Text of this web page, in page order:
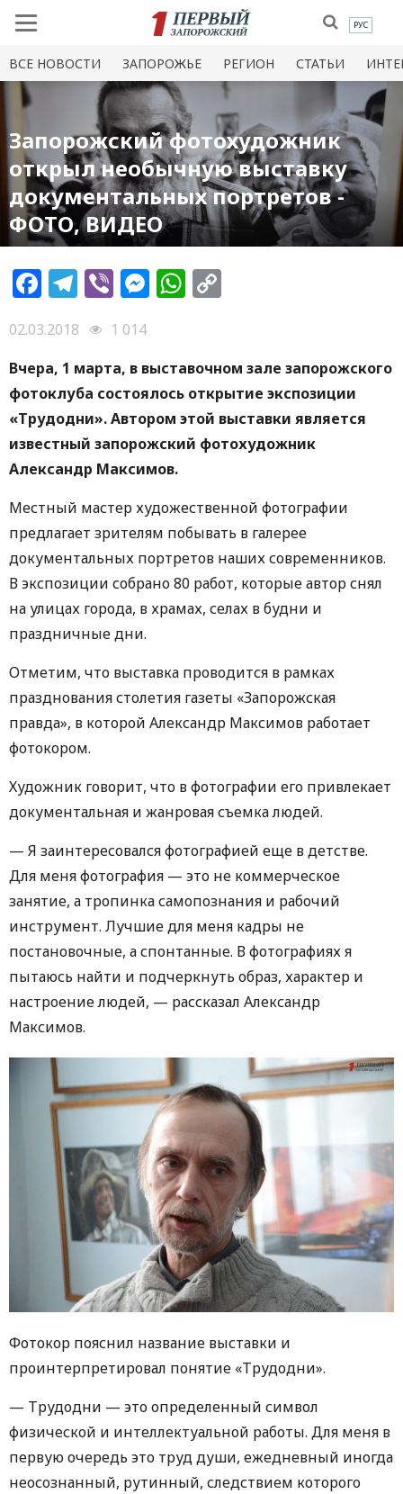
РУС
ВСЕ НОВОСТИ ЗАПОРОЖЬЕ РЕГИОН СТАТЬИ
Запорожский фотохудожник
открыл необычную выставку
документальных портретов -
ФОТО, ВИДЕО
Facebook
Telegram
ViberMessenger
WhatsApp
02.03.2018
1 014
Вчера, 1 марта, в выставочном зале запорожского
фотоклуба состоялось открытие экспозиции
«Трудодни». Автором этой выставки является
известный запорожский фотохудожник
Александр Максимов.
Местный мастер художественной фотографии
предлагает зрителям побывать в галерее
документальных портретов наших современников.
В экспозиции собрано 80 работ, которые автор снял
на улицах города, в храмах, селах в будни и
праздничные дни.
Отметим, что выставка проводится в рамках
празднования столетия газеты «Запорожская
правда», в которой Александр Максимов работает
фотокором.
Художник говорит, что в фотографии его привлекает
документальная и жанровая съемка людей.
— Я заинтересовался фотографией еще в детстве.
Для меня фотография — это не коммерческое
занятие, а тропинка самопознания и рабочий
инструмент. Лучшие для меня кадры не
постановочные, а спонтанные. В фотографиях я
пытаюсь найти и подчеркнуть образ, характер и
настроение людей, — рассказал Александр
Максимов.
Фотокор пояснил название выставки и
проинтерпретировал понятие «Трудодни».
— Трудодни — это определенный символ
физической и интеллектуальной работы. Для меня в
первую очередь это труд души, ежедневный иногда
неосознанный, рутинный, следствием которого